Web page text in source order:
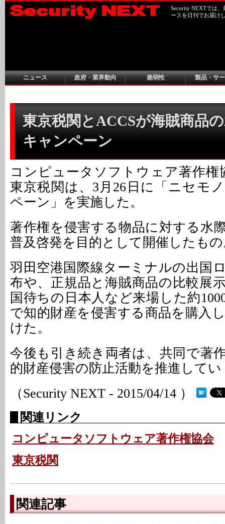
Security NEXTでは
ースを日刊でお届け
ニュース 政府・業界動向 脆弱性 製品・サ
東京税関とACCSが海賊商品
キャンペーン
コンピュータソフトウェア著作権
東京税関は、3月26日に「ニセモ
ペーン」を実施した。
著作権を侵害する物品に対する水
普及啓発を目的として開催したも
羽田空港国際線ターミナルの出国
布や、正規品と海賊商品の比較展
国待ちの日本人など来場した約
で知的財産を侵害する商品を購入
けた。
今後も引き続き両者は、共同で著
的財産侵害の防止活動を推進して
（Security NEXT - 2015/04/14 ）
関連リンク
コンピュータソフトウェア著作権協会
東京税関
関連記事